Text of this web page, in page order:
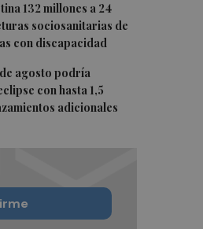
132 millones a 24
sociosanitarias de
con discapacidad
agosto podría
con hasta 1,5
adicionales